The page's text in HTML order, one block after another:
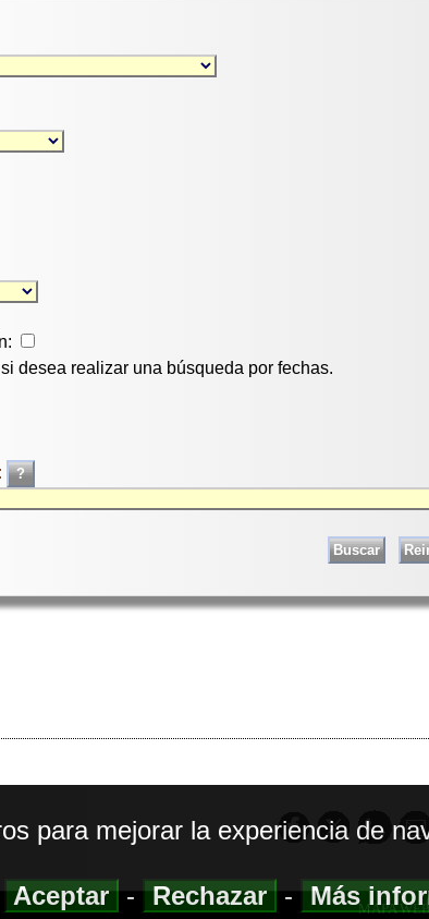
desea realizar una búsqueda por fechas.
MAPA
para mejorar la experiencia de
Aceptar-Rechazar-Más